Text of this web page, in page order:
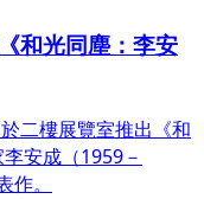
和光同塵：李安
二樓展覽室推出《和
安成（1959－
。